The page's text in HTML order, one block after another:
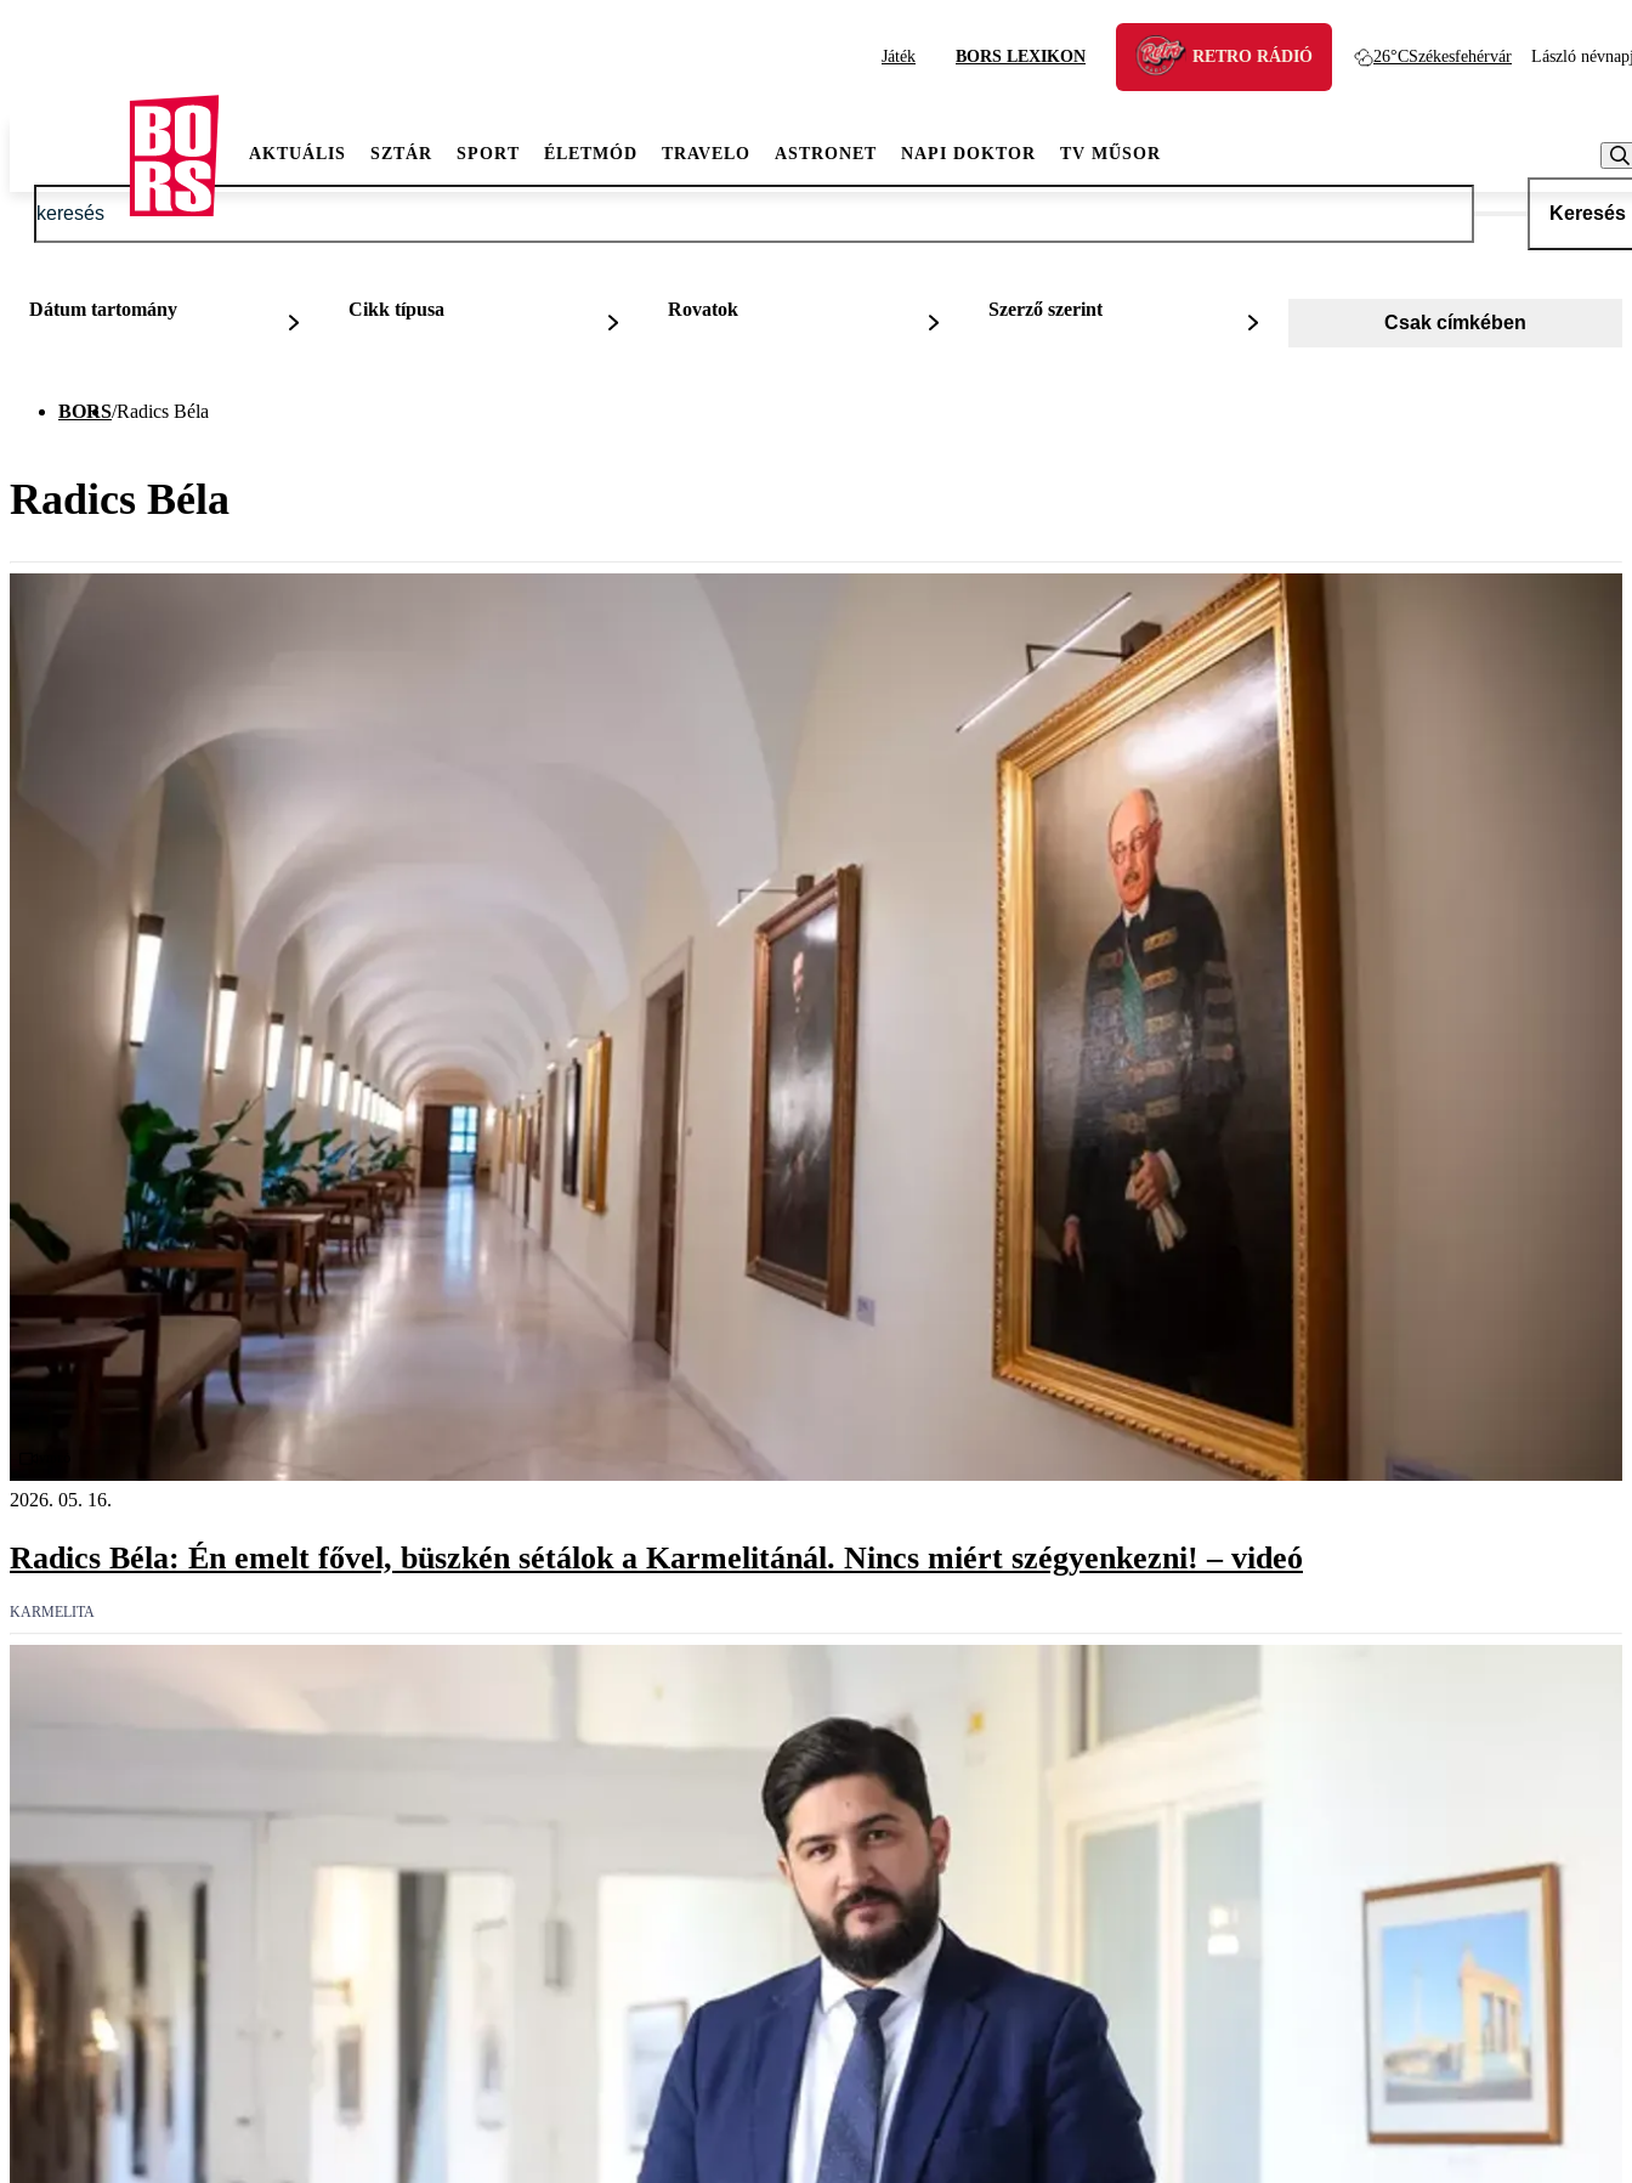
Játék BORS LEXIKON RETRO RÁDIÓ 26°CSzékesfehérvár László
AKTUÁLIS SZTÁR SPORT ÉLETMÓD TRAVELO ASTRONET NAPI DOKTOR TV MŰSOR
Keresés
Dátum tartomány Cikk típusa Rovatok Szerző szerint
Csak címkében
BORS/Radics Béla
Radics Béla
2026. 05. 16.
Radics Béla: Én emelt fővel, büszkén sétálok a Karmelitánál. Nincs miért szégyenkezni! – videó
KARMELITA